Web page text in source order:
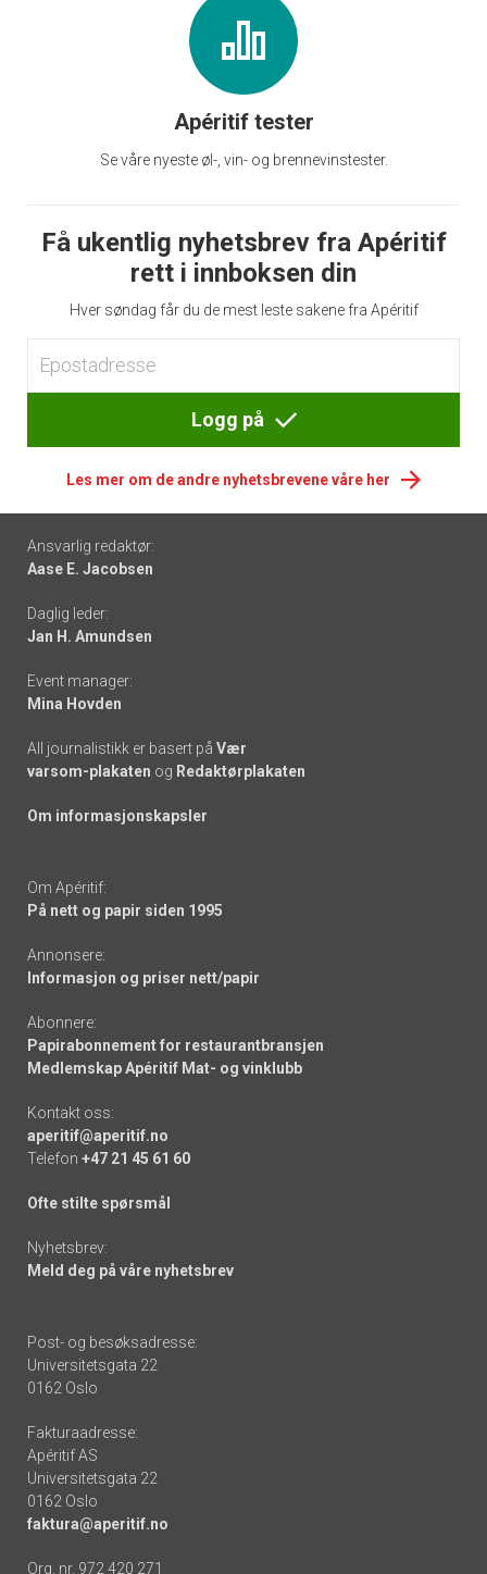
Apéritif tester
Se våre nyeste øl-, vin- og brennevinstester.
Få ukentlig nyhetsbrev fra Apéritif
rett i innboksen din
Hver søndag får du de mest leste sakene fra Apéritif
Logg på
Les mer om de andre nyhetsbrevene våre her
Footer
-
links
Ansvarlig redaktør:
Aase E. Jacobsen
Daglig leder:
Jan H. Amundsen
Event manager:
Mina Hovden
All journalistikk er basert på Vær
varsom-plakaten og Redaktørplakaten
Om informasjonskapsler
Om Apéritif:
På nett og papir siden 1995
Annonsere:
Informasjon og priser nett/papir
Abonnere:
Papirabonnement for restaurantbransjen
Medlemskap Apéritif Mat- og vinklubb
Kontakt oss:
aperitif@aperitif.no
Telefon +47 21 45 61 60
Ofte stilte spørsmål
Nyhetsbrev:
Meld deg på våre nyhetsbrev
Post- og besøksadresse:
Universitetsgata 22
0162 Oslo
Fakturaadresse:
Apéritif AS
Universitetsgata 22
0162 Oslo
faktura@aperitif.no
Org. nr. 972 420 271